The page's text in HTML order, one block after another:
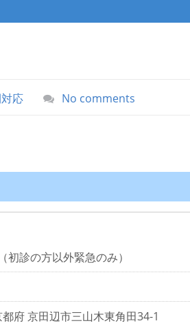
応 No comments
初診の方以外緊急のみ）
府 京田辺市三山木東角田34-1